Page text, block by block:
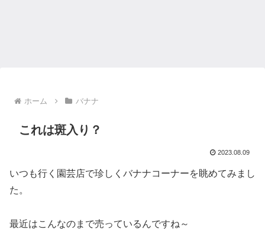
ホーム バナナ
これは斑入り？
2023.08.09
いつも行く園芸店で珍しくバナナコーナーを眺めてみまし
た。
最近はこんなのまで売っているんですね～